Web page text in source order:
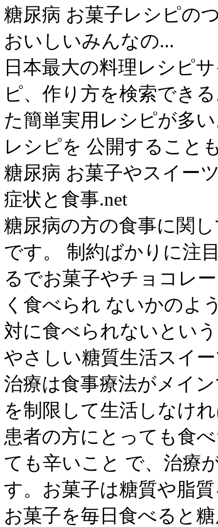
糖尿病 お菓子レシピの
おいしいみんなの...
日本最大の料理レシピ
ピ、作り方を検索でき
た簡単実用レシピが多
レシピを 公開すること
糖尿病 お菓子やスイー
症状と食事.net
糖尿病の方の食事に関
です。 制約ばかりに注
るでお菓子やチョコレ
く食べられ ないかのよ
対に食べられないとい
やさしい糖質生活スイ
治療は食事療法がメイ
を制限して生活しなけ
患者の方にとっても食
ても辛いこと で、治療
す。お菓子は糖質や脂
お菓子を毎日食べると